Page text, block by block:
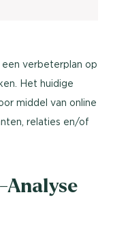
verbeterplan op
Het huidige
middel van online
relaties en/of
Analyse